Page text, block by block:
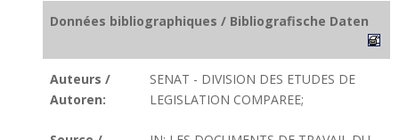
Données bibliographiques / Bibliografische Daten
Auteurs /
Autoren:
SENAT - DIVISION DES ETUDES DE
LEGISLATION COMPAREE;